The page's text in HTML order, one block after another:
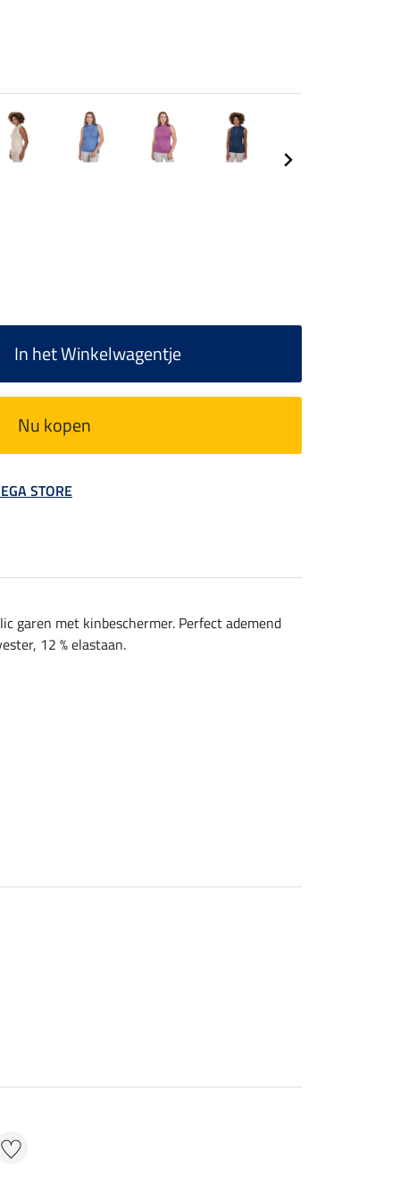
In het Winkelwagentje
Nu kopen
STORE
garen met kinbeschermer. Perfect ademend
12 % elastaan.